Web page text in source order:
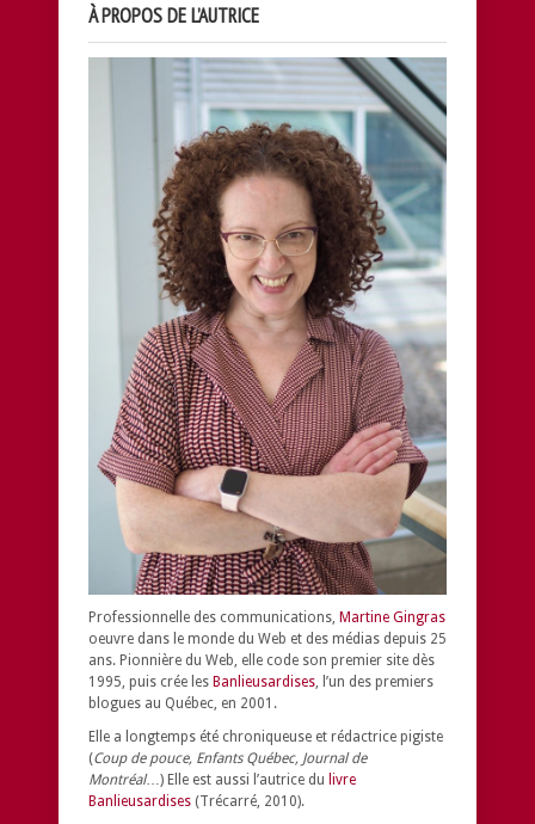
À PROPOS DE L’AUTRICE
Professionnelle des communications, Martine Gingras
oeuvre dans le monde du Web et des médias depuis 25
ans. Pionnière du Web, elle code son premier site dès
1995, puis crée les Banlieusardises , l’un des premiers
blogues au Québec, en 2001.
Elle a longtemps été chroniqueuse et rédactrice pigiste
(Coup de pouce, Enfants Québec, Journal de
Montréal…) Elle est aussi l’autrice du livre
Banlieusardises (Trécarré, 2010).